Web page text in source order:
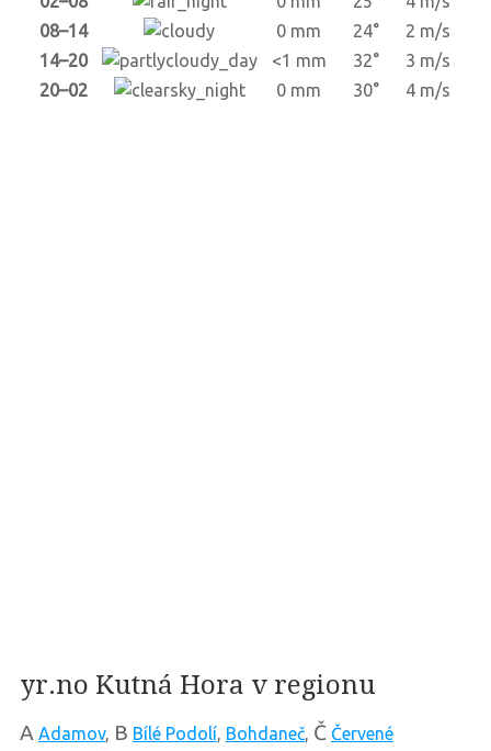
08–14
0 mm 24°
2 m/s
14–20
<1 mm 32°
3 m/s
20–02
0 mm 30° 4 m/s
yr.no Kutná Hora v regionu
A Adamov, B Bílé Podolí, Bohdaneč, Č Červené